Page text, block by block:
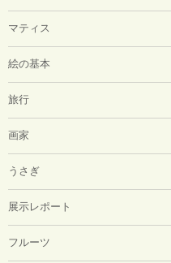
マティス
絵の基本
旅行
画家
うさぎ
展示レポート
フルーツ